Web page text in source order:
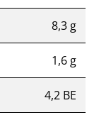
8,3 g
1,6 g
4,2 BE